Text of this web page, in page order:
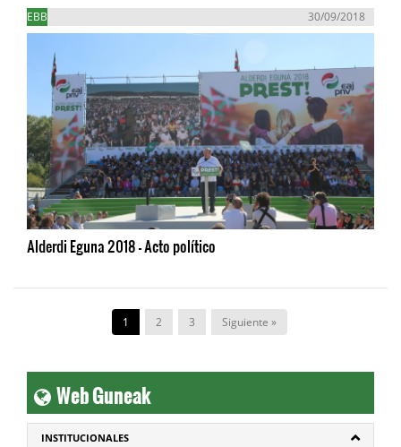
EBB 30/09/2018
Alderdi Eguna 2018 - Acto político
1 2 3 Siguiente »
Web Guneak
INSTITUCIONALES